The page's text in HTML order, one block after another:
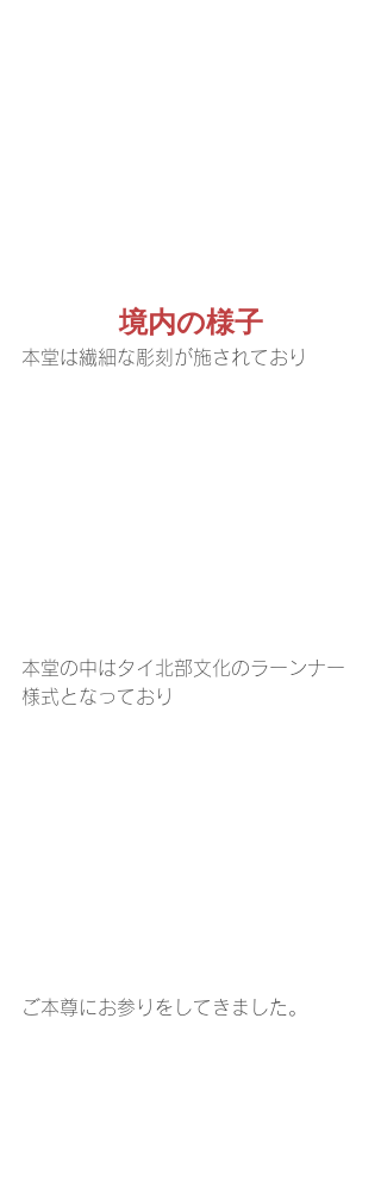
境内の様子
本堂は繊細な彫刻が施されており
本堂の中はタイ北部文化のラーンナー
様式となっており
ご本尊にお参りをしてきました。